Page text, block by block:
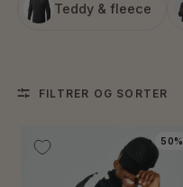
Teddy & fleece
FILTRER OG SORTER
50%